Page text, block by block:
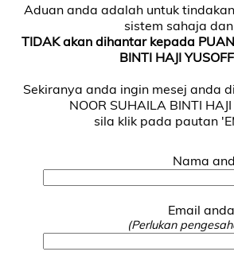
Aduan anda adalah untuk
sistem sahaja dan
TIDAK akan dihantar kepada
BINTI HAJI YUSOFF
Sekiranya anda ingin mesej anda
NOOR SUHAILA BINTI HAJI
sila klik pada pautan
Nama
Email
(Perlukan